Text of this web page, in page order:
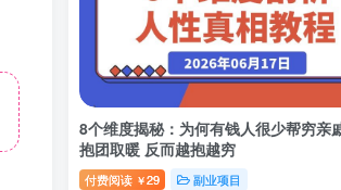
8个维度揭秘：为何有钱人很少帮穷亲
抱团取暖 反而越抱越穷
付费阅读 ￥29 副业项目